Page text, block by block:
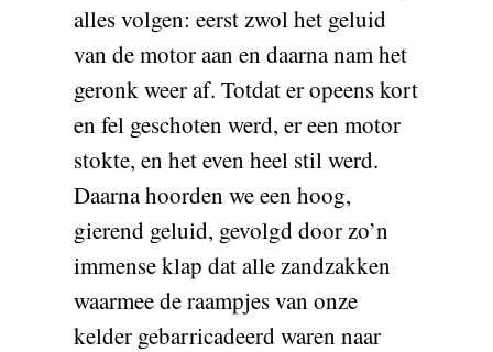
alles volgen: eerst zwol het geluid
van de motor aan en daarna nam het
geronk weer af. Totdat er opeens kort
en fel geschoten werd, er een motor
stokte, en het even heel stil werd.
Daarna hoorden we een hoog,
gierend geluid, gevolgd door zo’n
immense klap dat alle zandzakken
waarmee de raampjes van onze
kelder gebarricadeerd waren naar